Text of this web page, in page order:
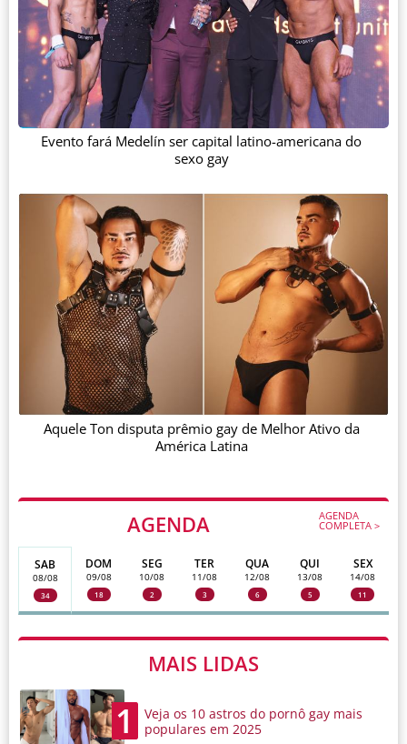
AGENDA AGENDA
COMPLETA >
SAB
08/08
34
DOM
09/08
18
SEG
10/08
2
TER
11/08
3
QUA
12/08
6
QUI
13/08
5
SEX
14/08
11
MAIS LIDAS
1
Veja os 10 astros do pornô gay mais
populares em 2025
Evento fará Medelín ser capital latino-americana do
sexo gay
Aquele Ton disputa prêmio gay de Melhor Ativo da
América Latina